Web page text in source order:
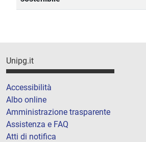
Unipg.it
Accessibilità
Albo online
Amministrazione trasparente
Assistenza e FAQ
Atti di notifica